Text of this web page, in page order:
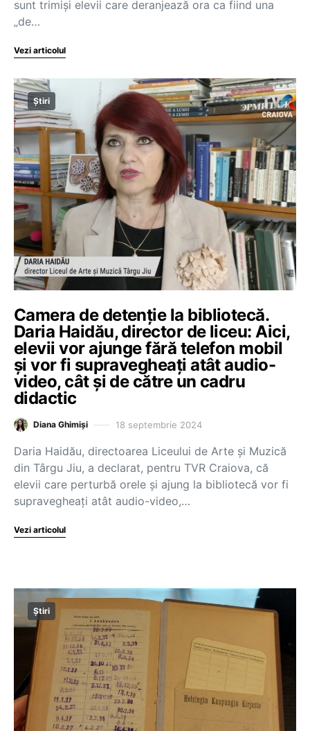
sunt trimiși elevii care deranjează ora ca fiind una
„de…
Vezi articolul
Știri
Camera de detenție la bibliotecă.
Daria Haidău, director de liceu: Aici,
elevii vor ajunge fără telefon mobil
și vor fi supravegheați atât audio-
video, cât și de către un cadru
didactic
Diana Ghimiși 18 septembrie 2024
Daria Haidău, directoarea Liceului de Arte și Muzică
din Târgu Jiu, a declarat, pentru TVR Craiova, că
elevii care perturbă orele și ajung la bibliotecă vor fi
supravegheați atât audio-video,…
Vezi articolul
Știri